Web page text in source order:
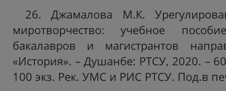
26. Джамалова М.К.
миротворчество: учебное
бакалавров и магистрантов
«История». – Душанбе: РТСУ, 2020. –
100 экз. Рек. УМС и РИС РТСУ. Под.в